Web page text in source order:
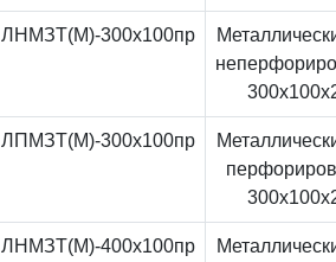
ЛНМЗТ(М)-300x100пр
ЛПМЗТ(М)-300x100пр
ЛНМЗТ(М)-400x100пр